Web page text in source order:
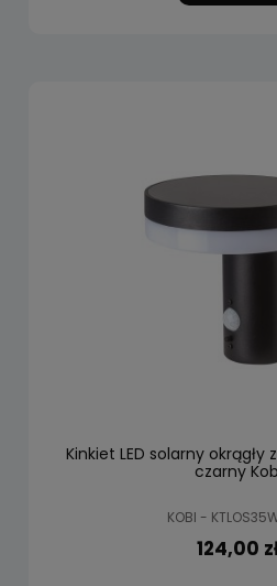
Kinkiet LED solarny
czarny
KOBI -
124,00